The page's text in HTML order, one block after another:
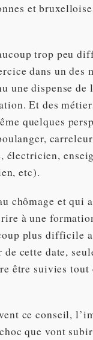
et
trop peu
dans un des
une dispense de
Et des
quelques
électricien,
etc).
chômage et qui
à une
plus difficile
cette date,
être suivies
ce conseil,
que vont